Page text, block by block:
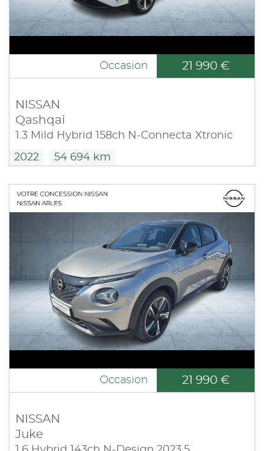
Occasion 21 990 €
NISSAN
Qashqai
1.3 Mild Hybrid 158ch N-Connecta Xtronic
2022 54 694 km
Occasion 21 990 €
NISSAN
Juke